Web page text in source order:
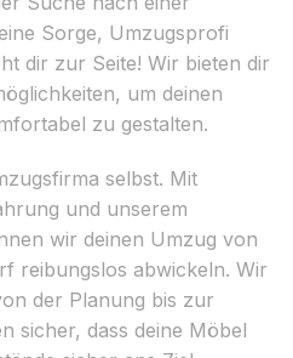
Sorge, Umzugsprofi
dir zur Seite! Wir bieten dir
um deinen
zu gestalten.
selbst. Mit
und unserem
wir deinen Umzug von
reibungslos abwickeln. Wir
der Planung bis zur
sicher, dass deine Möbel